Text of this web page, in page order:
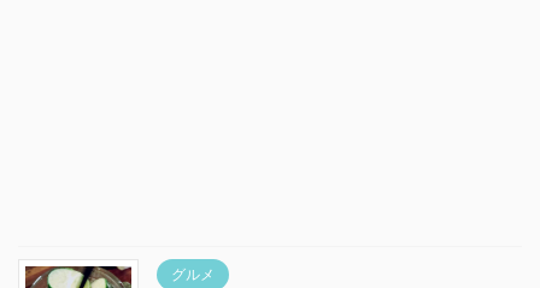
グルメ